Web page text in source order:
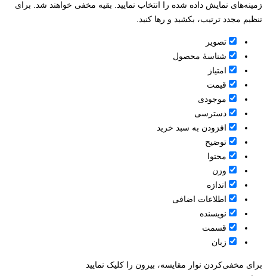
زمینه‌های نمایش داده شده را انتخاب نمایید. بقیه مخفی خواهند شد. برای
تنظیم مجدد ترتیب، بکشید و رها کنید.
تصویر
شناسۀ محصول
امتیاز
قيمت
موجودی
دسترسی
افزودن به سبد خرید
توضیح
محتوا
وزن
اندازه
اطلاعات اضافی
نویسنده
قسمت
زبان
برای مخفی‌کردن نوار مقایسه، بیرون را کلیک نمایید